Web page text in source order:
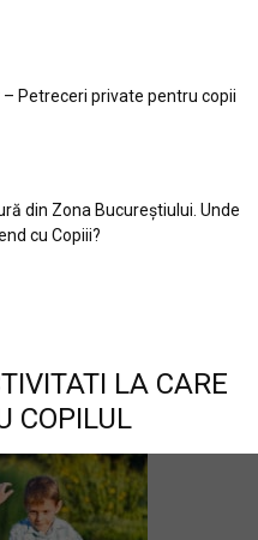
– Petreceri private pentru copii
din Zona Bucureştiului. Unde
cu Copiii?
LA CARE
COPILUL